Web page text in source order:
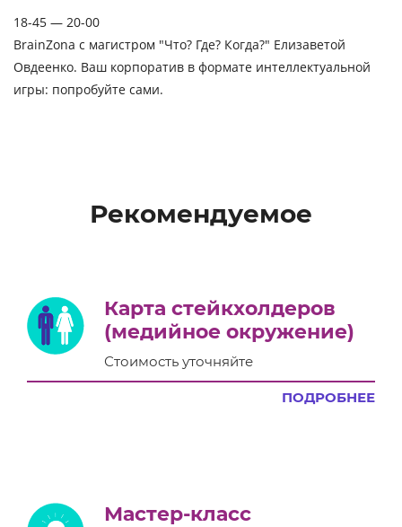
18-45 — 20-00
BrainZona с магистром "Что? Где? Когда?" Елизаветой
Овдеенко. Ваш корпоратив в формате интеллектуальной
игры: попробуйте сами.
Рекомендуемое
Карта стейкхолдеров
(медийное окружение)
Стоимость уточняйте
ПОДРОБНЕЕ
Мастер-класс